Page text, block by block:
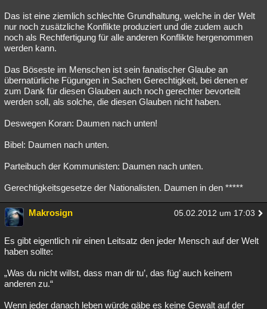
Das ist eine ziemlich schlechte Grundhaltung, welche in der Welt
nur noch zusätzliche Konflikte produziert und die zudem auch
noch als Rechtfertigung für alle anderen Konflikte hergenommen
werden kann.
Das Böseste im Menschen ist sein fanatischer Glaube an
übernatürliche Fügungen in Sachen Gerechtigkeit, bei denen er
zum Dank für diesen Glauben auch noch gerechter bevorteilt
werden soll, als solche, die diesen Glauben nicht haben.
Deswegen Koran: Daumen nach unten!
Bibel: Daumen nach unten.
Parteibuch der Kommunisten: Daumen nach unten.
Gerechtigkeitsgesetze der Nationalisten. Daumen in den *****
Makrosign 05.02.2012 um 17:03
Es gibt eigentlich nir einen Leitsatz den jeder Mensch auf der Welt
haben sollte:
„Was du nicht willst, dass man dir tu’, das füg’ auch keinem
anderen zu.“
Wenn jeder danach leben würde gäbe es keine Gewalt auf der